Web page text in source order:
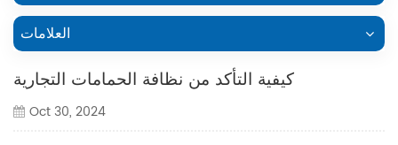
العلامات
كيفية التأكد من نظافة الحمامات التجارية
Oct 30, 2024